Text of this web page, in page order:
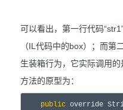
可以看出，第一行代码
（IL代码中的box）；而第
生装箱行为，它实际调用
方法的原型为：
public override